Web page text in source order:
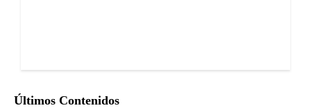
Últimos Contenidos